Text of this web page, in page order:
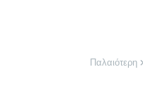
Παλαιότερη